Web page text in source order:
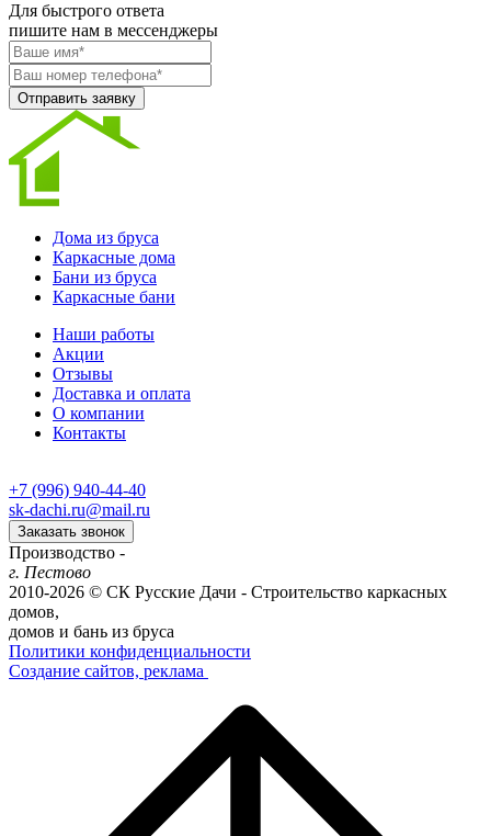
Для быстрого ответа
пишите нам в мессенджеры
Отправить заявку
Дома из бруса
Каркасные дома
Бани из бруса
Каркасные бани
Наши работы
Акции
Отзывы
Доставка и оплата
О компании
Контакты
+7 (996) 940-44-40‬‬
sk-dachi.ru@mail.ru
Заказать звонок
Производство -
г. Пестово
2010-2026 © СК Русские Дачи - Строительство каркасных
домов,
домов и бань из бруса
Политики конфиденциальности
Создание сайтов, реклама